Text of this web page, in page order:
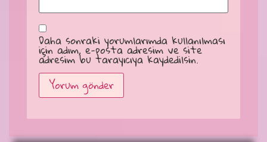
Daha sonraki yorumlarımda kullanılması
için adım, e-posta adresim ve site
adresim bu tarayıcıya kaydedilsin.
Alternative: